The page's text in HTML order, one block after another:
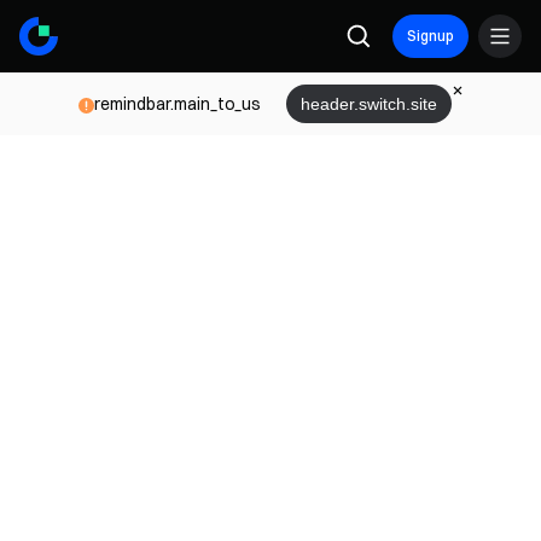
Signup
remindbar.main_to_us header.switch.site